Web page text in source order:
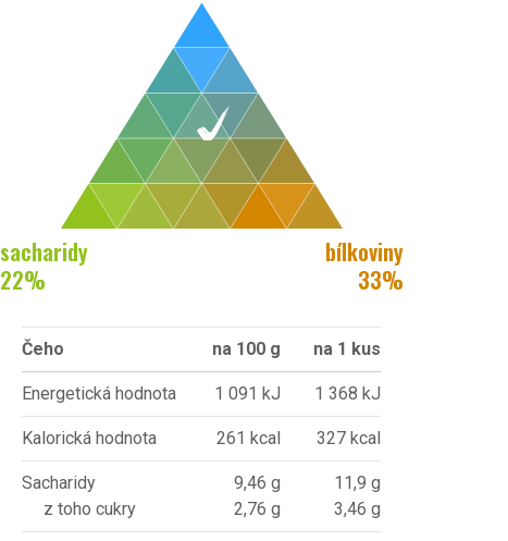
sacharidy
22%
bílkoviny
33%
Čeho na 100 g na 1 kus
Energetická hodnota 1 091 kJ 1 368 kJ
Kalorická hodnota 261 kcal 327 kcal
Sacharidy
z toho cukry
9,46 g
2,76 g
11,9 g
3,46 g